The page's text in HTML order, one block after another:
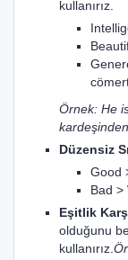
kullanırız.
Örnek: He
Düzensiz
Good
Bad >
Eşitlik
olduğunu
kullanırız.